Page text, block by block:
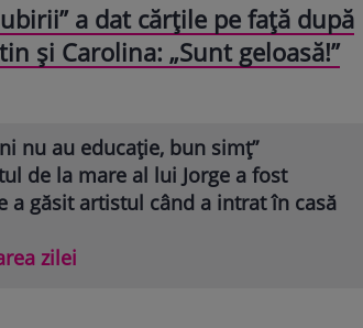
a dat cărțile pe față după
și Carolina: „Sunt geloasă!”
nu au educație, bun simț”
de la mare al lui Jorge a fost
a găsit artistul când a intrat în casă
zilei